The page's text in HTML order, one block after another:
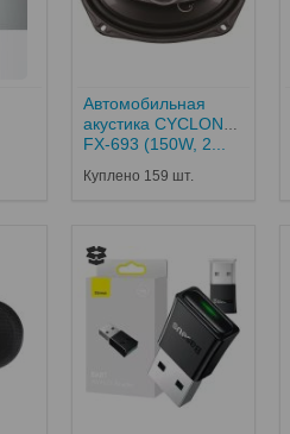
Автомобильная
акустика CYCLONE
FX-693 (150W, 2...
Куплено 159 шт.